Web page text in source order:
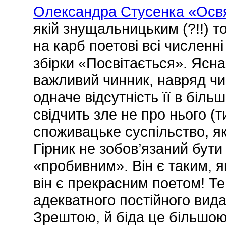
Олександра Стусенка
якій знущальницьким (?!!)
на карб поетові всі
збірки «Посвітається».
важливий чинник, навряд
одначе відсутність її в
свідчить зле не про нього
споживацьке суспільство,
Гірник не зобов’язаний
«пробивним». Він є таким,
він є прекрасним поетом!
адекватного постійного
Зрештою, й біда це